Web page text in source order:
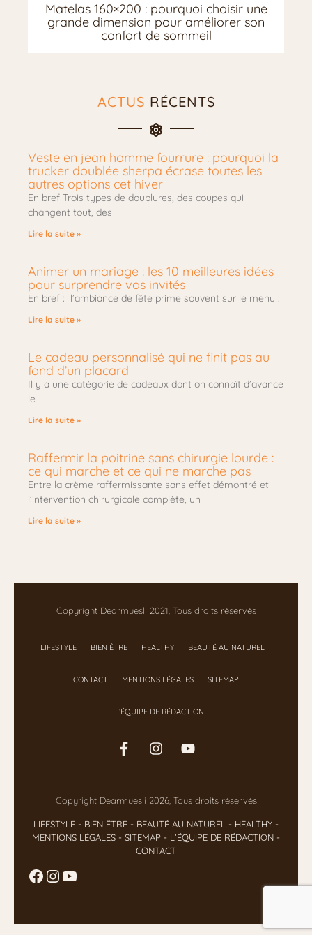
Matelas 160×200 : pourquoi choisir une
grande dimension pour améliorer son
confort de sommeil
ACTUS RÉCENTS
Veste en jean homme fourrure : pourquoi la
trucker doublée sherpa écrase toutes les
autres options cet hiver
En bref Trois types de doublures, des coupes qui
changent tout, des
Lire la suite »
Animer un mariage : les 10 meilleures idées
pour surprendre vos invités
En bref : l’ambiance de fête prime souvent sur le menu :
Lire la suite »
Le cadeau personnalisé qui ne finit pas au
fond d’un placard
Il y a une catégorie de cadeaux dont on connaît d’avance
le
Lire la suite »
Raffermir la poitrine sans chirurgie lourde :
ce qui marche et ce qui ne marche pas
Entre la crème raffermissante sans effet démontré et
l’intervention chirurgicale complète, un
Lire la suite »
Copyright Dearmuesli 2021, Tous droits réservés
LIFESTYLE BIEN ÊTRE HEALTHY BEAUTÉ AU NATUREL
CONTACT MENTIONS LÉGALES SITEMAP
L’ÉQUIPE DE RÉDACTION
Copyright Dearmuesli 2026, Tous droits réservés
LIFESTYLE - BIEN ÊTRE - BEAUTÉ AU NATUREL - HEALTHY -
MENTIONS LÉGALES - SITEMAP - L’ÉQUIPE DE RÉDACTION -
CONTACT